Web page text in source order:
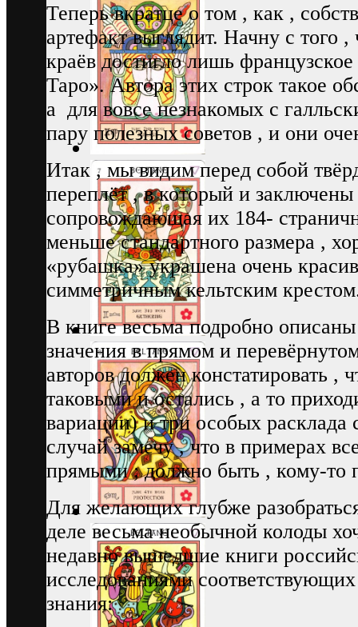
Теперь вкратце о том , как ,
артефакт выглядит. Начну с того
краёв достигло лишь
Таро». Автора этих строк такое
а для вовсе незнакомых с
пару полезных советов , и они
Итак , мы видим перед собой
переплёт , в который и
сопровождающая их 184-
меньше стандартного размера ,
«рубашка» украшена очень
симметричным кельтским
В книге весьма подробно
значения в прямом и
авторов должен констатировать ,
таковыми и остались , а то
вариации) и три особых
случай замечу , что в примерах
прямыми ; должно быть , кому-то
Для желающих глубже
деле весьма необычной колоды
недавно вышедшие книги
исследованиями
знания: